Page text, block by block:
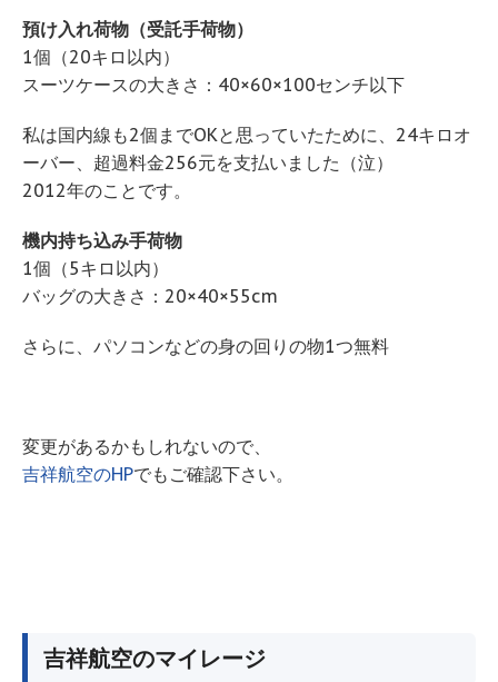
預け入れ荷物（受託手荷物）
1個（20キロ以内）
スーツケースの大きさ：40×60×100センチ以下
私は国内線も2個までOKと思っていたために、24キロオ
ーバー、超過料金256元を支払いました（泣）
2012年のことです。
機内持ち込み手荷物
1個（5キロ以内）
バッグの大きさ：20×40×55cm
さらに、パソコンなどの身の回りの物1つ無料
変更があるかもしれないので、
吉祥航空のHPでもご確認下さい。
吉祥航空のマイレージ